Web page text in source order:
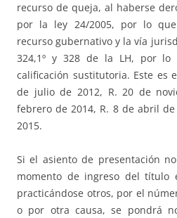
recurso de queja, al haberse
por la ley 24/2005, por lo
recurso gubernativo y la vía
324,1º y 328 de la LH, por
calificación sustitutoria. Este es
de julio de 2012, R. 20 de
febrero de 2014, R. 8 de abril
2015.
Si el asiento de presentación
momento de ingreso del título
practicándose otros, por el
o por otra causa, se pondrá